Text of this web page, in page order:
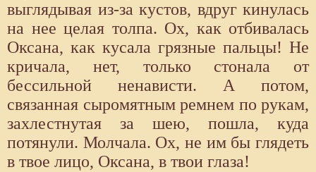
выглядывая из-за кустов, вдруг кинулась
на нее целая толпа. Ох, как отбивалась
Оксана, как кусала грязные пальцы! Не
кричала, нет, только стонала от
бессильной ненависти. А потом,
связанная сыромятным ремнем по рукам,
захлестнутая за шею, пошла, куда
потянули. Молчала. Ох, не им бы глядеть
в твое лицо, Оксана, в твои глаза!